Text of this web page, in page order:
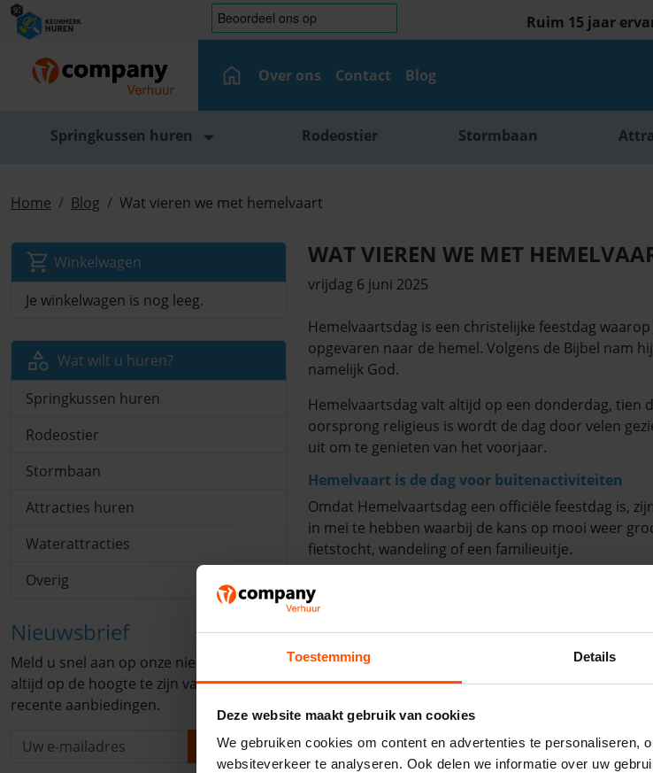
Toestemming Details
Deze website maakt gebruik van cookies
We gebruiken cookies om content en advertenties te personaliseren,
websiteverkeer te analyseren. Ook delen we informatie over uw
Ruim 15 jaar
Over ons Contact Blog
Springkussen huren Rodeostier Stormbaan
Home Blog Wat vieren we met hemelvaart
Winkelwagen
Je winkelwagen is nog leeg.
Wat wilt u huren?
Springkussen huren
Rodeostier
Stormbaan
Attracties huren
Waterattracties
Overig
Nieuwsbrief
Meld u snel aan op onze nieuwsbrief om
altijd op de hoogte te zijn van de meest
recente aanbiedingen.
Aanmelden
WAT VIEREN WE MET
vrijdag 6 juni 2025
Hemelvaartsdag is een christelijke feestdag
opgevaren naar de hemel. Volgens de Bijbel nam
namelijk God.
Hemelvaartsdag valt altijd op een donderdag, tien
oorsprong religieus is wordt de dag door velen
uit om te genieten van het voorjaar.
Hemelvaart is de dag voor buitenactiviteiten
Omdat Hemelvaartsdag een officiële feestdag is,
in mei te hebben waarbij de kans op mooi weer
fietstocht, wandeling of een familieuitje.
Een perfect moment dus voor buitenactiviteiten,
niet bedenken. Maar wat maakt zo’n dag nu extra
Hemelvaartsdag was onvergetelijk met de
Heb je iets sportiefs georganiseerd met
attracties zijn geschikt voor de allerkleinsten,
dan ook voor ieder wat wils. Je kunt bij ons de
Dauwtrappen en springen